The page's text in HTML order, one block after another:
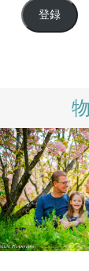
ー
ル
登録